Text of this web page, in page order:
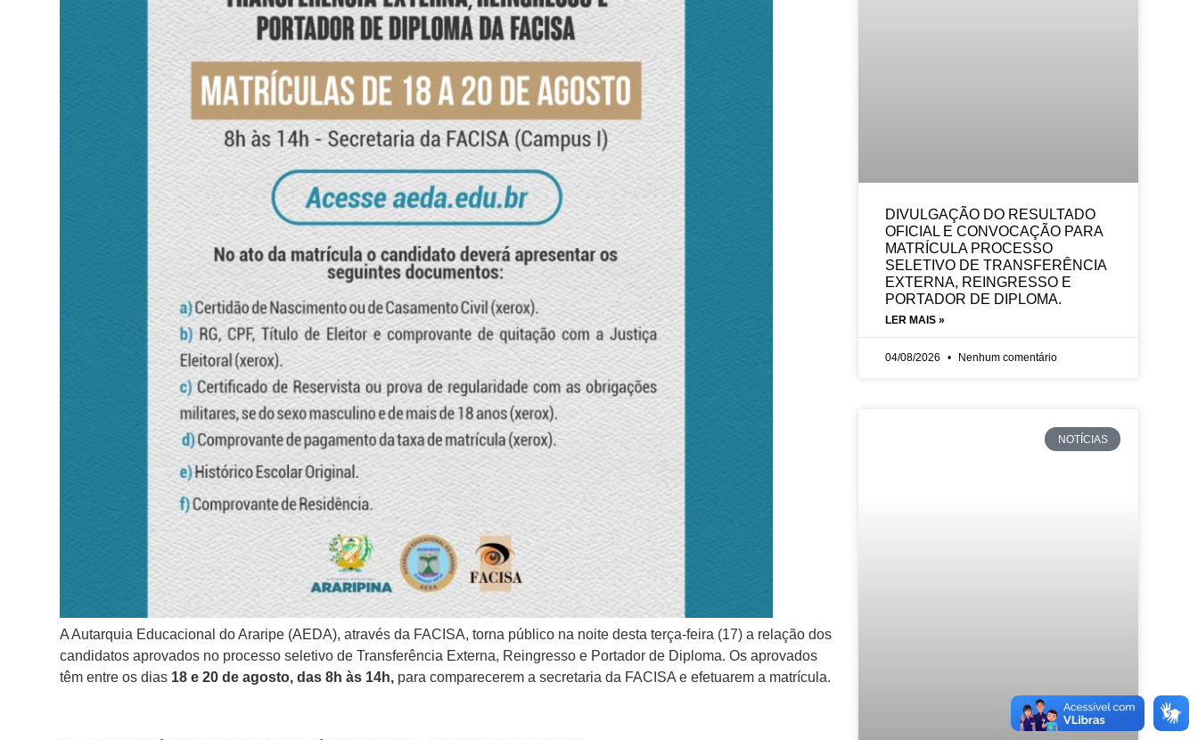
A Autarquia Educacional do Araripe (AEDA), através da FACISA, torna público na noite desta terça-feira (17) a relação dos
candidatos aprovados no processo seletivo de Transferência Externa, Reingresso e Portador de Diploma. Os aprovados
têm entre os dias 18 e 20 de agosto, das 8h às 14h, para comparecerem a secretaria da FACISA e efetuarem a matrícula.
DIVULGAÇÃO DO RESULTADO
OFICIAL E CONVOCAÇÃO PARA
MATRÍCULA PROCESSO
SELETIVO DE TRANSFERÊNCIA
EXTERNA, REINGRESSO E
PORTADOR DE DIPLOMA.
LER MAIS »
04/08/2026 Nenhum comentário
NOTÍCIAS